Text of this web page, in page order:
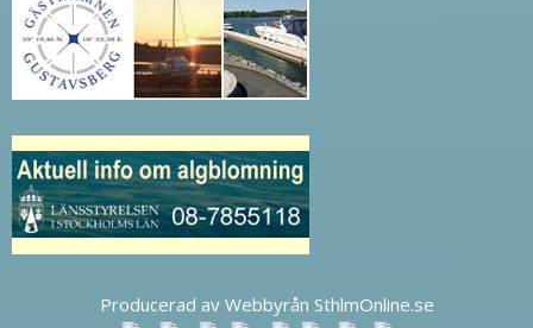
Producerad av Webbyrån SthlmOnline.se